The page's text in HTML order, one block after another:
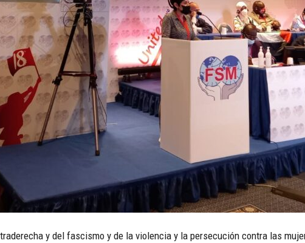
y del fascismo y de la violencia y la persecución contra las